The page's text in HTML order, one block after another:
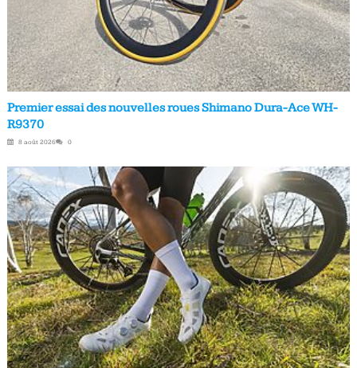
Premier essai des nouvelles roues Shimano Dura-Ace WH-
R9370
8 août 2026 0